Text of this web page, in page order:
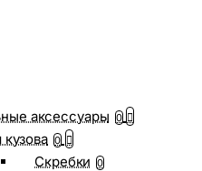
аксессуары 0
0
Скребки 0